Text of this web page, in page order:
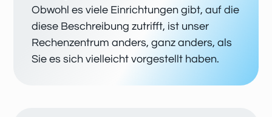
Obwohl es viele Einrichtungen gibt, auf die
diese Beschreibung zutrifft, ist unser
Rechenzentrum anders, ganz anders, als
Sie es sich vielleicht vorgestellt haben.